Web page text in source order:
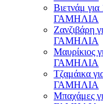
Βιετνάμ
ΓΑΜΗΛΙΑ
Ζανζιβάρη
ΓΑΜΗΛΙΑ
Μαυρίκιος
ΓΑΜΗΛΙΑ
Τζαμάικα
ΓΑΜΗΛΙΑ
Μπαχάμες